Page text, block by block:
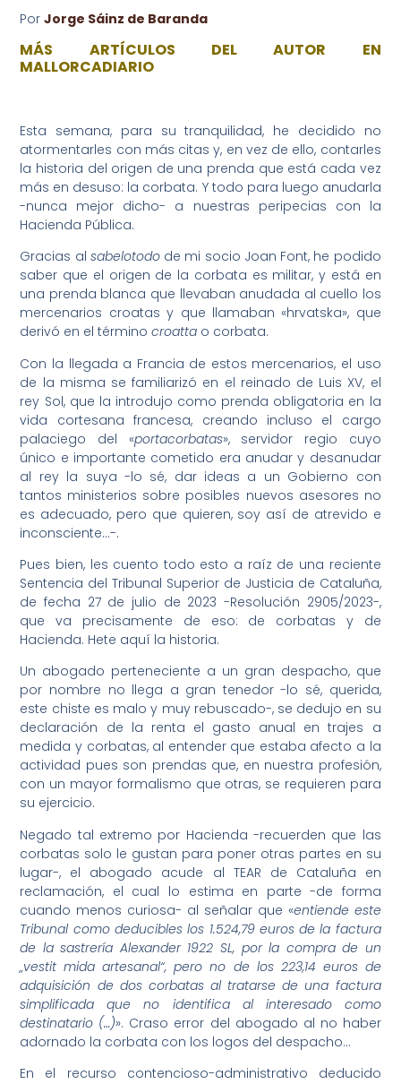
PorJorge Sáinz de Baranda
MÁS ARTÍCULOS DEL AUTOR EN
MALLORCADIARIO
Esta semana, para su tranquilidad, he decidido no
atormentarles con más citas y, en vez de ello, contarles
la historia del origen de una prenda que está cada vez
más en desuso: la corbata. Y todo para luego anudarla
-nunca mejor dicho- a nuestras peripecias con la
Hacienda Pública.
Gracias al sabelotodode mi socio Joan Font, he podido
saber que el origen de la corbata es militar, y está en
una prenda blanca que llevaban anudada al cuello los
mercenarios croatas y que llamaban «hrvatska», que
derivó en el términocroatta o corbata.
Con la llegada a Francia de estos mercenarios, el uso
de la misma se familiarizó en el reinado de Luis XV, el
rey Sol, que la introdujo como prenda obligatoria en la
vida cortesana francesa, creando incluso el cargo
palaciego del «portacorbatas», servidor regio cuyo
único e importante cometido era anudar y desanudar
al rey la suya -lo sé, dar ideas a un Gobierno con
tantos ministerios sobre posibles nuevos asesores no
es adecuado, pero que quieren, soy así de atrevido e
inconsciente…-.
Pues bien, les cuento todo esto a raíz de una reciente
Sentencia del Tribunal Superior de Justicia de Cataluña,
de fecha 27 de julio de 2023 -Resolución 2905/2023-,
que va precisamente de eso: de corbatas y de
Hacienda. Hete aquí la historia.
Un abogado perteneciente a un gran despacho, que
por nombre no llega a gran tenedor -lo sé, querida,
este chiste es malo y muy rebuscado-, se dedujo en su
declaración de la renta el gasto anual en trajes a
medida y corbatas, al entender que estaba afecto a la
actividad pues son prendas que, en nuestra profesión,
con un mayor formalismo que otras, se requieren para
su ejercicio.
Negado tal extremo por Hacienda -recuerden que las
corbatas solo le gustan para poner otras partes en su
lugar-, el abogado acude al TEAR de Cataluña en
reclamación, el cual lo estima en parte -de forma
cuando menos curiosa- al señalar que «entiende este
Tribunal como deducibles los 1.524,79 euros de la factura
de la sastrería Alexander 1922 SL, por la compra de un
„vestit mida artesanal“, pero no de los 223,14 euros de
adquisición de dos corbatas al tratarse de una factura
simplificada que no identifica al interesado como
destinatario (…)». Craso error del abogado al no haber
adornado la corbata con los logos del despacho…
En el recurso contencioso-administrativo deducido